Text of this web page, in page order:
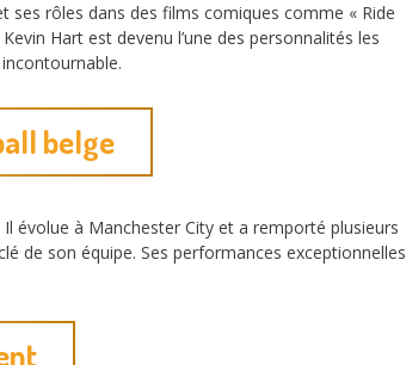
rôles dans des films comiques comme « Ride
Hart est devenu l’une des personnalités les
belge
évolue à Manchester City et a remporté plusieurs
de son équipe. Ses performances exceptionnelles